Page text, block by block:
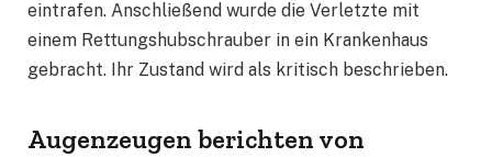
eintrafen. Anschließend wurde die Verletzte mit
einem Rettungshubschrauber in ein Krankenhaus
gebracht. Ihr Zustand wird als kritisch beschrieben.
Augenzeugen berichten von